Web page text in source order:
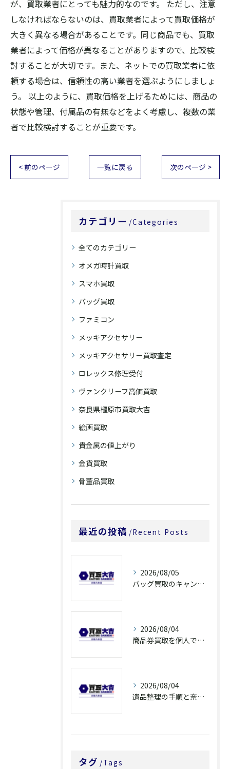
が、買取業者にとっても魅力的なのです。 ただし、注意
しなければならないのは、買取業者によって買取価格が
大きく異なる場合があることです。同じ商品でも、買取
業者によって価格が異なることがありますので、比較検
討することが大切です。また、ネットでの買取業者に依
頼する場合は、信頼性の高い業者を選ぶようにしましょ
う。 以上のように、買取価格を上げるためには、商品の
状態や管理、付属品の有無などをよく考慮し、複数の業
者で比較検討することが重要です。
< 前のページ 一覧に戻る 次のページ >
カテゴリー Categories
全てのカテゴリー
オメガ時計買取
スマホ買取
バッグ買取
ファミコン
メッキアクセサリー
メッキアクセサリー買取査定
ロレックス修理受付
ヴァンクリーフ高価買取
奈良県橿原市買取大吉
絵画買取
貴金属の値上がり
金貨買取
骨董品買取
最近の投稿 Recent Posts
2026/08/05
バッグ買取のキャンペーンで奈良県橿原市でお得に売るための条件と注意点徹底ガイド
2026/08/04
商品券買取を個人で利用する際の奈良県橿原市で知っておきたい高換金ポイント
2026/08/04
遺品整理の手順と奈良県橿原市で無駄なく片付ける方法とごみ処分ポイント
タグ Tags